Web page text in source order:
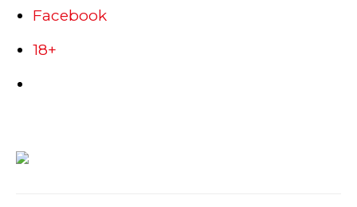
Facebook
18+